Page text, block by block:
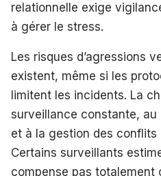
relationnelle exige
à gérer le stress.
Les risques d’agressions
existent, même si les
limitent les incidents. La
surveillance constante,
et à la gestion des conflits
Certains surveillants
compense pas totalement